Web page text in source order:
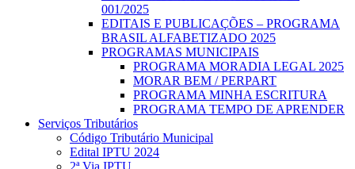
001/2025
EDITAIS E PUBLICAÇÕES – PROGRAMA
BRASIL ALFABETIZADO 2025
PROGRAMAS MUNICIPAIS
PROGRAMA MORADIA LEGAL 2025
MORAR BEM / PERPART
PROGRAMA MINHA ESCRITURA
PROGRAMA TEMPO DE APRENDER
Serviços Tributários
Código Tributário Municipal
Edital IPTU 2024
2ª Via IPTU